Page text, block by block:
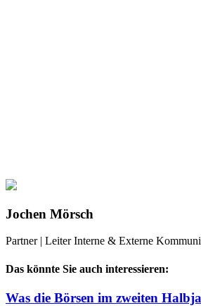
Jochen Mörsch
Partner | Leiter Interne & Externe
Das könnte Sie auch interessieren:
Was die Börsen im zweiten